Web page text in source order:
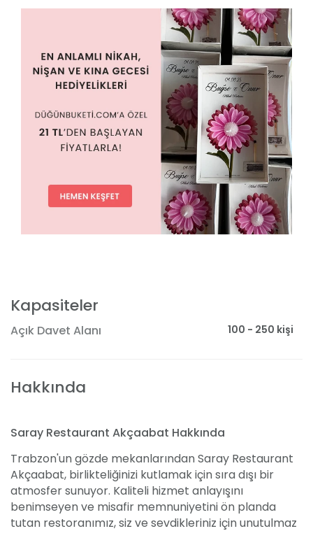
Kapasiteler
Açık Davet Alanı 100 - 250 kişi
Hakkında
Saray Restaurant Akçaabat Hakkında
Trabzon'un gözde mekanlarından Saray Restaurant
Akçaabat, birlikteliğinizi kutlamak için sıra dışı bir
atmosfer sunuyor. Kaliteli hizmet anlayışını
benimseyen ve misafir memnuniyetini ön planda
tutan restoranımız, siz ve sevdikleriniz için unutulmaz